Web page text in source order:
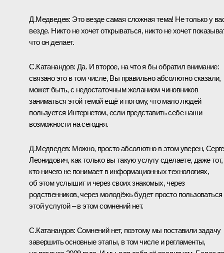
Д.Медведев: Это везде самая сложная тема! Не только у
везде. Никто не хочет открываться, никто не хочет
что он делает.
С.Катанандов: Да. И второе, на что я бы обратил внимание:
связано это в том числе, Вы правильно абсолютно сказали,
может быть, с недостаточным желанием чиновников
заниматься этой темой ещё и потому, что мало людей
пользуется Интернетом, если представить себе наши
возможности на сегодня.
Д.Медведев: Можно, просто абсолютно в этом уверен,
Леонидович, как только вы такую услугу сделаете, даже тот,
кто ничего не понимает в информационных технологиях,
об этом услышит и через своих знакомых, через
родственников, через молодёжь будет просто пользоваться
этой услугой – в этом сомнений нет.
С.Катанандов: Сомнений нет, поэтому мы поставили задачу
завершить основные этапы, в том числе и регламенты,